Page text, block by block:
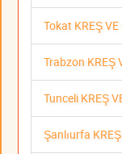
Tokat KREŞ
Trabzon KREŞ
Tunceli KREŞ
Şanlıurfa